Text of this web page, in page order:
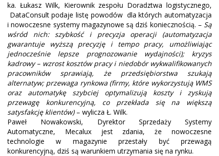
ka. Łukasz Wilk, Kierownik zespołu Doradztwa logistycznego,
DataConsult podaje listę powodów dla których automatyzacja
i nowoczesne systemy magazynowe są dziś koniecznością. – Są
wśród nich: szybkość i precyzja operacji (automatyzacja
gwarantuje wyższą precyzję i tempo pracy, umożliwiając
jednocześnie lepsze prognozowanie wydajności); kryzys
kadrowy – wzrost kosztów pracy i niedobór wykwalifikowanych
pracowników sprawiają, że przedsiębiorstwa szukają
alternatyw; przewaga rynkowa (firmy, które wykorzystują WMS
oraz automatykę szybciej optymalizują koszty i zyskują
przewagę konkurencyjną, co przekłada się na większą
satysfakcję klientów)– wylicza Ł. Wilk.
Paweł Nowakowski, Dyrektor Sprzedaży Systemy
Automatyczne, Mecalux jest zdania, że nowoczesne
technologie w magazynie przestały być przewagą
konkurencyjną, dziś są warunkiem utrzymania się na rynku.